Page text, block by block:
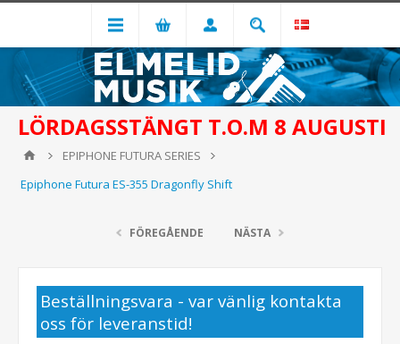
LÖRDAGSSTÄNGT T.O.M 8 AUGUSTI
EPIPHONE FUTURA SERIES
Epiphone Futura ES-355 Dragonfly Shift
FÖREGÅENDE NÄSTA
Beställningsvara - var vänlig kontakta
oss för leveranstid!